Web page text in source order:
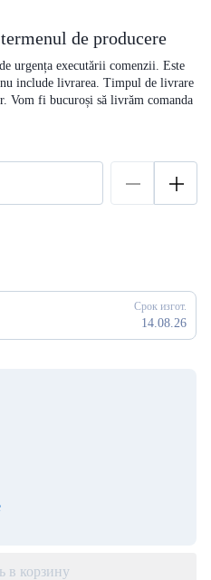
de producere
urgența executării comenzii. Este
nu include livrarea. Timpul de livrare
Vom fi bucuroși să livrăm comanda
Срок изгот.
14.08.26
в корзину